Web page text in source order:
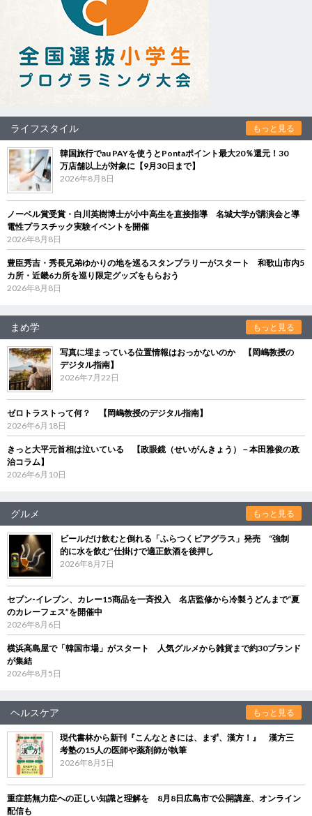
ライフスタイル もっと見る
韓国旅行でau PAYを使うとPontaポイント最大20％還元！30
万店舗以上が対象に【9月30日まで】
2026年8月8日
ノーベル賞受賞・白川英樹博士が小中高生を直接指導 名城大学が講演会と導
電性プラスチック実験イベントを開催
2026年8月8日
豊臣秀吉・秀長兄弟ゆかりの地を巡るスタンプラリーがスタート 和歌山市内5
カ所・近畿6カ所を巡り限定グッズをもらおう
2026年8月8日
まめ学 もっと見る
写真に埋まっている位置情報はおっかないのか 【岡嶋教授の
デジタル指南】
2026年7月22日
ゼロトラストって何？ 【岡嶋教授のデジタル指南】
2026年6月18日
きっと大平元首相は泣いている 【政眼鏡（せいがんきょう）－本田雅俊の政
治コラム】
2026年6月10日
グルメ もっと見る
ビールだけ飲むと倒れる「ふらつくビアグラス」発売 “強制
的に水を飲む”仕掛けで適正飲酒を後押し
2026年8月7日
セブン‐イレブン、カレー15商品を一斉投入 名店監修から冷製うどんまで“夏
のカレーフェス”を開催中
2026年8月6日
横浜高島屋で「韓国市場」がスタート 人気グルメから雑貨まで約30ブランド
が集結
2026年8月5日
ヘルスケア もっと見る
現代書林から新刊『こんなときには、まず、漢方！』 漢方三
考塾の15人の医師や薬剤師が執筆
2026年8月5日
重症筋無力症への正しい知識と理解を 8月8日広島市で公開講座、オンライン
配信も